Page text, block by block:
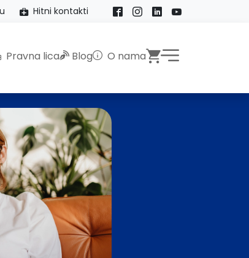
Hitni kontakti Facebook
Instagram
LinkedInYouTube
Pravna lica Blog O nama Webshop